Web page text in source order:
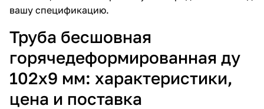
вашу спецификацию.
Труба бесшовная
горячедеформированная ду
102х9 мм: характеристики,
цена и поставка